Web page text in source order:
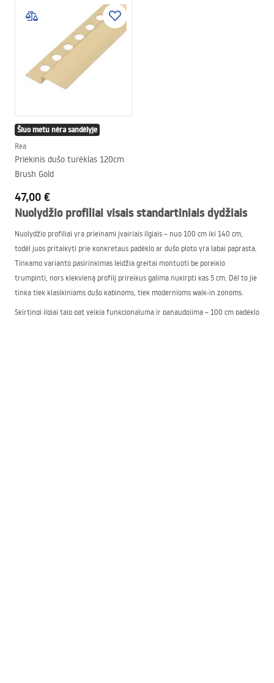
Šiuo metu nėra sandėlyje
Rea
Priekinis dušo turėklas 120cm
Brush Gold
47,00 €
Nuolydžio profiliai visais standartiniais dydžiais
Nuolydžio profiliai yra prieinami įvairiais ilgiais – nuo 100 cm iki 140 cm,
todėl juos pritaikyti prie konkretaus padėklo ar dušo ploto yra labai paprasta.
Tinkamo varianto pasirinkimas leidžia greitai montuoti be poreikio
trumpinti, nors kiekvieną profilį prireikus galima nukirpti kas 5 cm. Dėl to jie
tinka tiek klasikiniams dušo kabinoms, tiek modernioms walk-in zonoms.
Skirtingi ilgiai taip pat veikia funkcionalumą ir panaudojimą – 100 cm padėklo